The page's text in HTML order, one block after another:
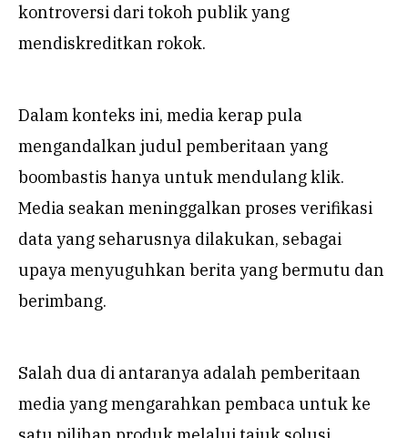
kontroversi dari tokoh publik yang
mendiskreditkan rokok.
Dalam konteks ini, media kerap pula
mengandalkan judul pemberitaan yang
boombastis hanya untuk mendulang klik.
Media seakan meninggalkan proses verifikasi
data yang seharusnya dilakukan, sebagai
upaya menyuguhkan berita yang bermutu dan
berimbang.
Salah dua di antaranya adalah pemberitaan
media yang mengarahkan pembaca untuk ke